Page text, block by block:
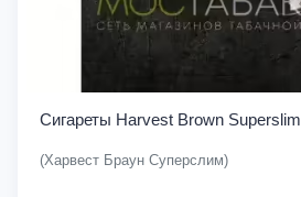
Сигареты Harvest Brown Superslim
(Харвест Браун Суперслим)